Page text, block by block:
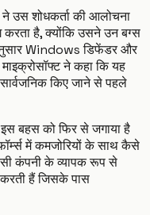
ने उस शोधकर्ता की आलोचना
करता है, क्योंकि उसने उन बग्स
Windows डिफेंडर और
ने कहा कि यह
किए जाने से पहले
बहस को फिर से जगाया है
में कमजोरियों के साथ कैसे
कंपनी के व्यापक रूप से
करती हैं जिसके पास